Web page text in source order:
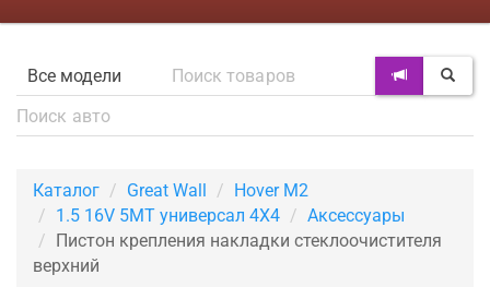
Каталог Great Wall
Hover M2
1.5 16V 5MT универсал 4X4
Аксессуары
Пистон крепления накладки стеклоочистителя
верхний